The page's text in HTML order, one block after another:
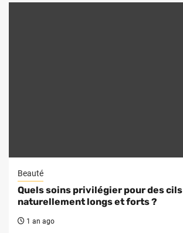
Beauté
Quels soins privilégier pour des cils
naturellement longs et forts ?
1 an ago